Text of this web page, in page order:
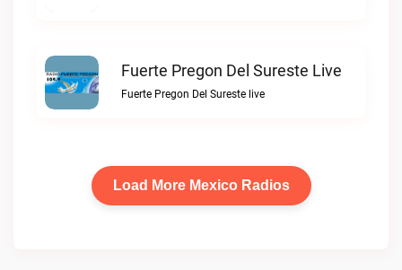
Fuerte Pregon Del Sureste Live
Fuerte Pregon Del Sureste live
Load More Mexico Radios